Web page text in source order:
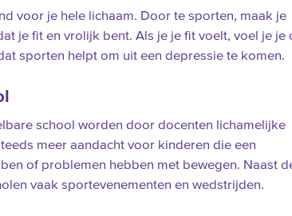
voor je hele lichaam. Door te sporten, maak je
je fit en vrolijk bent. Als je je fit voelt, voel je je
sporten helpt om uit een depressie te komen.
school worden door docenten lichamelijke
meer aandacht voor kinderen die een
of problemen hebben met bewegen. Naast
vaak sportevenementen en wedstrijden.